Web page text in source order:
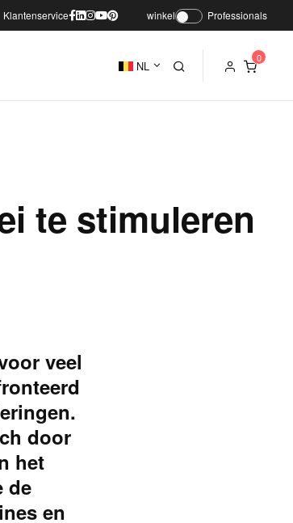
Klantenservice winkel Professionals
NL
te stimuleren
veel
door
het
de
en